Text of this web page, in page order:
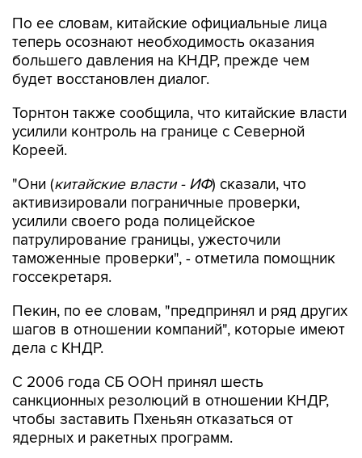
По ее словам, китайские официальные лица
теперь осознают необходимость оказания
большего давления на КНДР, прежде чем
будет восстановлен диалог.
Торнтон также сообщила, что китайские власти
усилили контроль на границе с Северной
Кореей.
"Они (китайские власти - ИФ) сказали, что
активизировали пограничные проверки,
усилили своего рода полицейское
патрулирование границы, ужесточили
таможенные проверки", - отметила помощник
госсекретаря.
Пекин, по ее словам, "предпринял и ряд других
шагов в отношении компаний", которые имеют
дела с КНДР.
С 2006 года СБ ООН принял шесть
санкционных резолюций в отношении КНДР,
чтобы заставить Пхеньян отказаться от
ядерных и ракетных программ.